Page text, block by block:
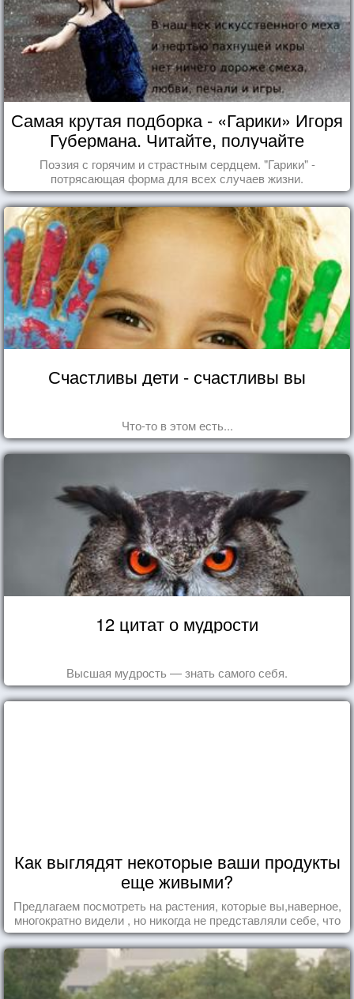
Самая крутая подборка - «Гарики» Игоря
Губермана. Читайте, получайте
удовольствие!
Поэзия с горячим и страстным сердцем. "Гарики" -
потрясающая форма для всех случаев жизни.
Счастливы дети - счастливы вы
Что-то в этом есть...
12 цитат о мудрости
Высшая мудрость — знать самого себя.
Как выглядят некоторые ваши продукты
еще живыми?
Предлагаем посмотреть на растения, которые вы,наверное,
многократно видели , но никогда не представляли себе, что
употребляете их в пищу.